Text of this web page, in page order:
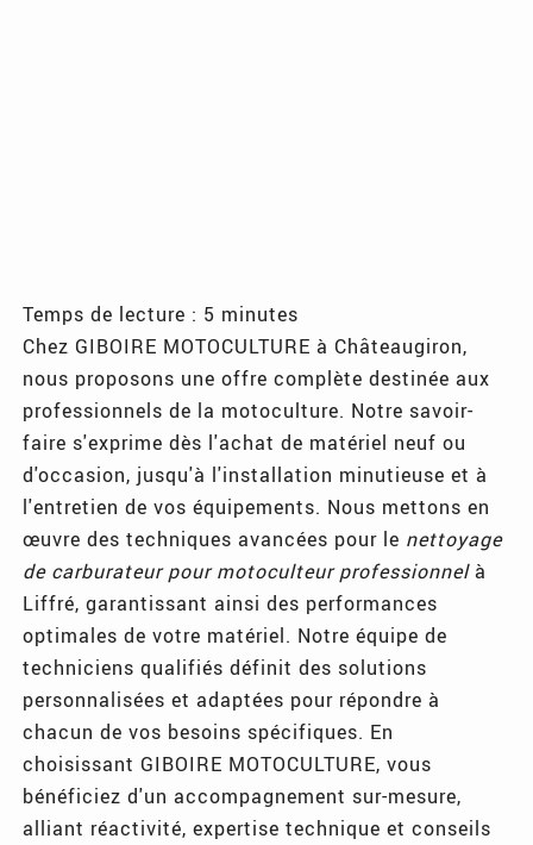
Temps de lecture : 5 minutes
Chez GIBOIRE MOTOCULTURE à Châteaugiron,
nous proposons une offre complète destinée aux
professionnels de la motoculture. Notre savoir-
faire s'exprime dès l'achat de matériel neuf ou
d'occasion, jusqu'à l'installation minutieuse et à
l'entretien de vos équipements. Nous mettons en
œuvre des techniques avancées pour le nettoyage
de carburateur pour motoculteur professionnelà
Liffré, garantissant ainsi des performances
optimales de votre matériel. Notre équipe de
techniciens qualifiés définit des solutions
personnalisées et adaptées pour répondre à
chacun de vos besoins spécifiques. En
choisissant GIBOIRE MOTOCULTURE, vous
bénéficiez d'un accompagnement sur-mesure,
alliant réactivité, expertise technique et conseils